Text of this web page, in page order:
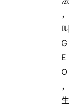
，
叫
G
E
O
，
生